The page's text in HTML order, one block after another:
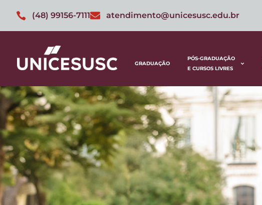
(48) 99156-7111 atendimento@unicesusc.edu.br
GRADUAÇÃO
PÓS-GRADUAÇÃO
E CURSOS LIVRES